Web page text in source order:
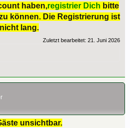
haben,registrier Dich bitte
können. Die Registrierung ist
lang.
Zuletzt bearbeitet: 21. Juni 2026
unsichtbar.